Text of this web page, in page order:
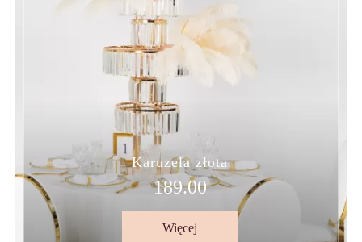
Karuzela złota
189.00
Więcej